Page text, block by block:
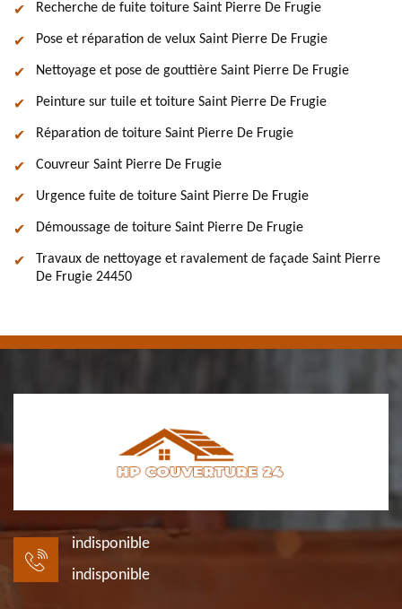
Recherche de fuite toiture Saint Pierre De Frugie
Pose et réparation de velux Saint Pierre De Frugie
Nettoyage et pose de gouttière Saint Pierre De Frugie
Peinture sur tuile et toiture Saint Pierre De Frugie
Réparation de toiture Saint Pierre De Frugie
Couvreur Saint Pierre De Frugie
Urgence fuite de toiture Saint Pierre De Frugie
Démoussage de toiture Saint Pierre De Frugie
Travaux de nettoyage et ravalement de façade Saint Pierre
De Frugie 24450
indisponible
indisponible